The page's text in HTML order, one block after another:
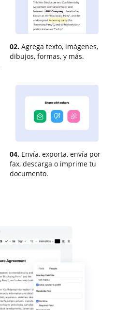
02. Agrega texto, imágenes,
dibujos, formas, y más.
04. Envía, exporta, envía por
fax, descarga o imprime tu
documento.